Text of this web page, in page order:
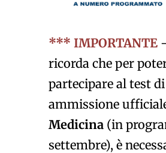
*** IMPORTANTE -
ricorda che per
partecipare al test di
ammissione
Medicina (in
settembre), è